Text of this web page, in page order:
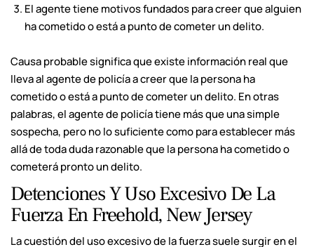
El agente tiene motivos fundados para creer que alguien
ha cometido o está a punto de cometer un delito.
Causa probable significa que existe información real que
lleva al agente de policía a creer que la persona ha
cometido o está a punto de cometer un delito. En otras
palabras, el agente de policía tiene más que una simple
sospecha, pero no lo suficiente como para establecer más
allá de toda duda razonable que la persona ha cometido o
cometerá pronto un delito.
Detenciones Y Uso Excesivo De La
Fuerza En Freehold, New Jersey
La cuestión del uso excesivo de la fuerza suele surgir en el